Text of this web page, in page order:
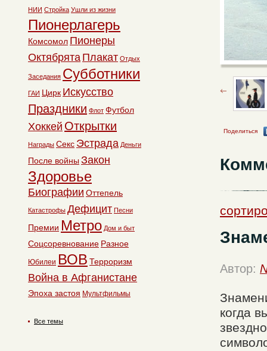
Поделиться
Автор:
когда
НИИ Стройка Ушли из жизни
Пионерлагерь
Комсомол Пионеры
Октябрята Плакат Отдых
Заседания Субботники
ГАИ Цирк Искусство
Праздники Флот Футбол
Хоккей Открытки
Награды Секс Эстрада Деньги
После войны Закон
Здоровье
Биографии Оттепель
Катастрофы Дефицит Песни
Премии Метро Дом и быт
Соцсоревнование Разное
Юбилеи ВОВ Терроризм
Война в Афганистане
Эпоха застоя Мультфильмы
Все темы